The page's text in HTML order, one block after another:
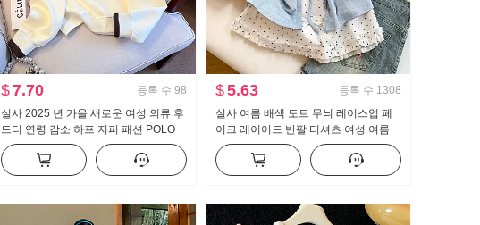
$7.70 등록 수 98
실사 2025 년 가을 새로운 여성 의류 후
드티 연령 감소 하프 지퍼 패션 POLO
칼라 캐주얼 다용도 슬림해 보이는
$5.63 등록 수 1308
실사 여름 배색 도트 무늬 레이스업 페
이크 레이어드 반팔 티셔츠 여성 여름
새로운 달콤한 스타일 작은 대중 맨위